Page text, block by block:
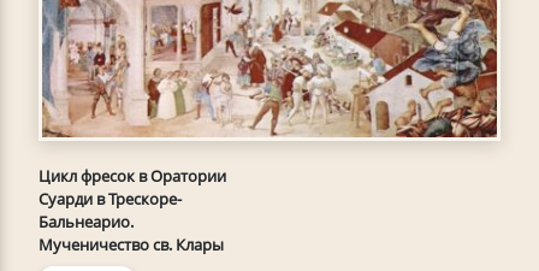
Цикл фресок в Оратории
Суарди в Трескоре-
Бальнеарио.
Мученичество св. Клары